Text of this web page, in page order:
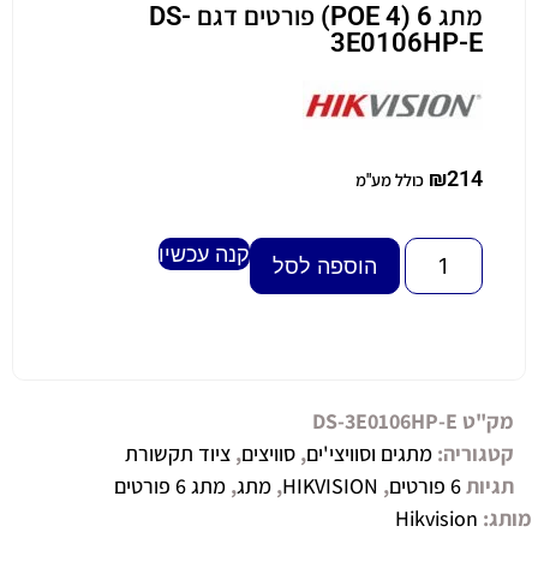
מתג 6 (4 POE) פורטים דגם DS-
3E0106HP-E
₪214 כולל מע"מ
הוספה לסל קנה עכשיו
מק"ט DS-3E0106HP-E
קטגוריה: מתגים וסוויצי'ים, סוויצים, ציוד תקשורת
תגיות6 פורטים ,
HIKVISION
, מתג, מתג 6 פורטים
מותג: Hikvision